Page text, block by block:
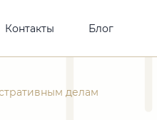
Контакты Блог
делам